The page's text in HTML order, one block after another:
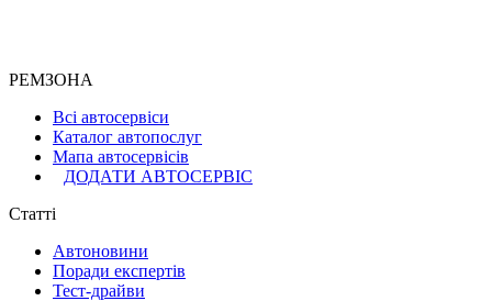
РЕМЗОНА
Всі автосервіси
Каталог автопослуг
Мапа автосервісів
ДОДАТИ АВТОСЕРВІС
Статті
Автоновини
Поради експертів
Тест-драйви